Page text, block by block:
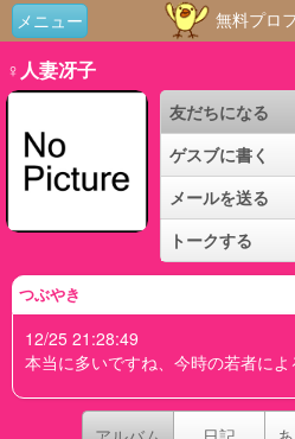
メニュー 無料プロ
♀人妻冴子
友だちになる
ゲスブに書く
メールを送る
トークする
つぶやき
12/25 21:28:49
本当に多いですね、今時の若者に